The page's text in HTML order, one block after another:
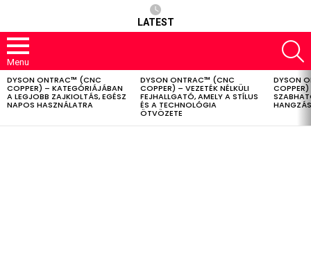
LATEST
Menu
LATEST
STORIES
DYSON ONTRAC™ (CNC
COPPER) – KATEGÓRIÁJÁBAN
A LEGJOBB ZAJKIOLTÁS, EGÉSZ
NAPOS HASZNÁLATRA
DYSON ONTRAC™ (CNC
COPPER) – VEZETÉK NÉLKÜLI
FEJHALLGATÓ, AMELY A STÍLUS
ÉS A TECHNOLÓGIA
ÖTVÖZETE
DYSON
COPPER)